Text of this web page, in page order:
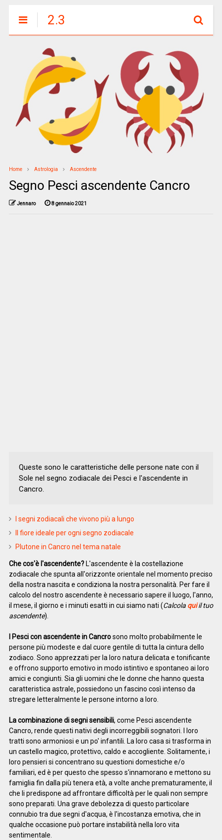
2.3
Home Astrologia Ascendente
Segno Pesci ascendente Cancro
Jennaro 8 gennaio 2021
Queste sono le caratteristiche delle persone nate con il
Sole nel segno zodiacale dei Pesci e l'ascendente in
Cancro.
I segni zodiacali che vivono più a lungo
Il fiore ideale per ogni segno zodiacale
Plutone in Cancro nel tema natale
Che cos'è l'ascendente?L'ascendente è la costellazione
zodiacale che spunta all'orizzonte orientale nel momento preciso
della nostra nascita e condiziona la nostra personalità. Per fare il
calcolo del nostro ascendente è necessario sapere il luogo, l'anno,
il mese, il giorno e i minuti esatti in cui siamo nati (Calcola quiil tuo
ascendente).
I Pesci con ascendente in Cancrosono molto probabilmente le
persone più modeste e dal cuore gentile di tutta la cintura dello
zodiaco. Sono apprezzati per la loro natura delicata e tonificante
e offrono supporto emotivo in modo istintivo e spontaneo ai loro
amici e congiunti. Sia gli uomini che le donne che hanno questa
caratteristica astrale, possiedono un fascino così intenso da
stregare letteralmente le persone intorno a loro.
La combinazione di segni sensibili, come Pesci ascendente
Cancro, rende questi nativi degli incorreggibili sognatori. I loro
tratti sono armoniosi e un po' infantili. La loro casa si trasforma in
un castello magico, protettivo, caldo e accogliente. Solitamente, i
loro pensieri si concentrano su questioni domestiche e/o
familiari, ed è per questo che spesso s'innamorano e mettono su
famiglia fin dalla più tenera età, a volte anche prematuramente, il
che li predispone ad affrontare difficoltà per le quali non sempre
sono preparati. Una grave debolezza di questo particolare
connubio tra due segni d'acqua, è l'incostanza emotiva, che in
qualche occasione può portare instabilità nella loro vita
sentimentale.